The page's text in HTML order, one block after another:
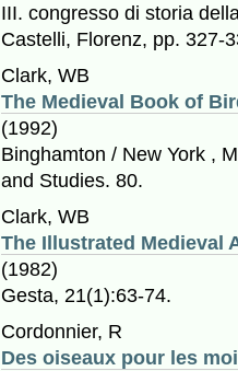
III. congresso di storia
Castelli, Florenz, pp. 327-
Clark, WB
The Medieval Book of
(1992)
Binghamton / New York ,
and Studies. 80.
Clark, WB
The Illustrated Medieval
(1982)
Gesta, 21(1):63-74.
Cordonnier, R
Des oiseaux pour les